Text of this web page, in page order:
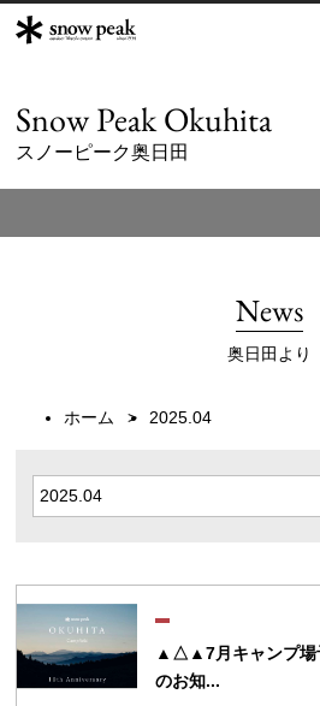
Snow Peak Okuhita
スノーピーク奥日田
News
奥日田より
ホーム 2025.04
▲△▲7月キャンプ場
のお知...